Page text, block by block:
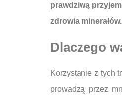
prawdziwą
zdrowia minerałów.
Dlaczego
Korzystanie z tych
prowadzą przez